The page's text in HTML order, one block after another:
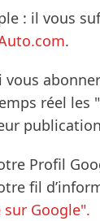
: il vous
.
vous
réel
Profil
fil
Google".